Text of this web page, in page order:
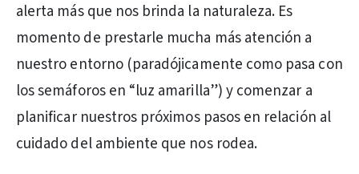
alerta más que nos brinda la naturaleza. Es
momento de prestarle mucha más atención a
nuestro entorno (paradójicamente como pasa con
los semáforos en “luz amarilla”) y comenzar a
planificar nuestros próximos pasos en relación al
cuidado del ambiente que nos rodea.